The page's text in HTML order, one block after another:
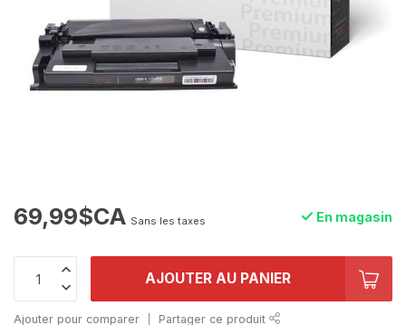
69,99$CA Sans les taxes En magasin
AJOUTER AU PANIER
Ajouter pour comparer Partager ce produit